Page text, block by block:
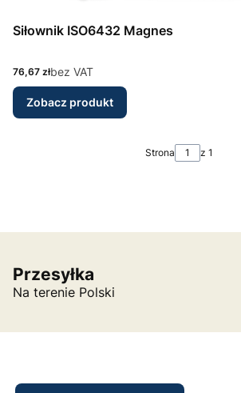
Siłownik ISO6432 Magnes
Cena
76,67 złbez VAT
Zobacz produkt
Strona z 1
Przesyłka
Na terenie Polski